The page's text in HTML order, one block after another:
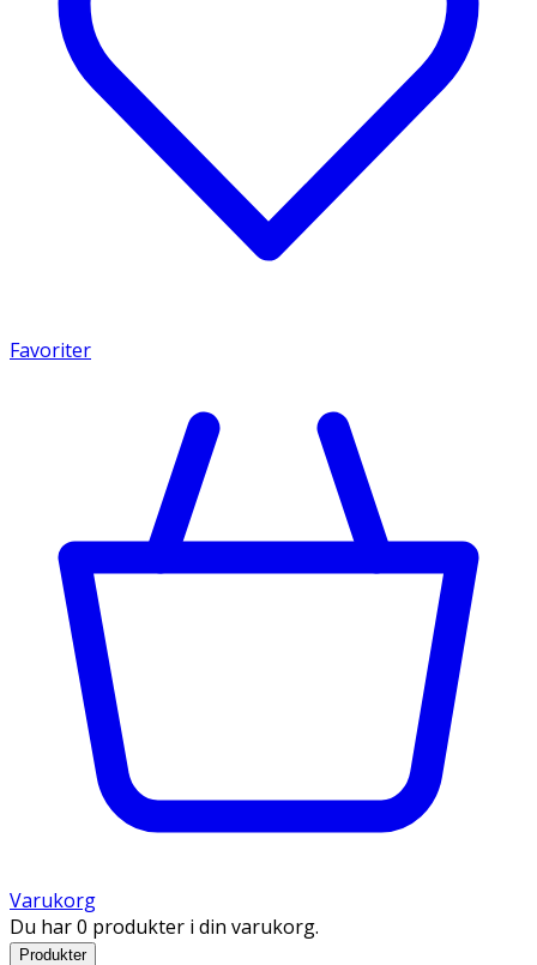
Favoriter
Varukorg
Du har 0 produkter i din varukorg.
Produkter